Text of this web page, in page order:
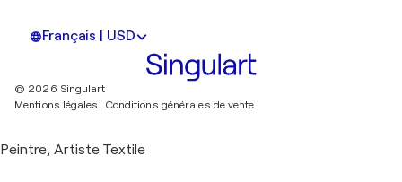
Français | USD
© 2026 Singulart
Mentions légales. Conditions générales de vente
Peintre, Artiste Textile